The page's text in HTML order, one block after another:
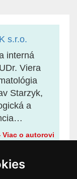
s.r.o.
interná
Viera
Starzyk,
a
Viac o autorovi